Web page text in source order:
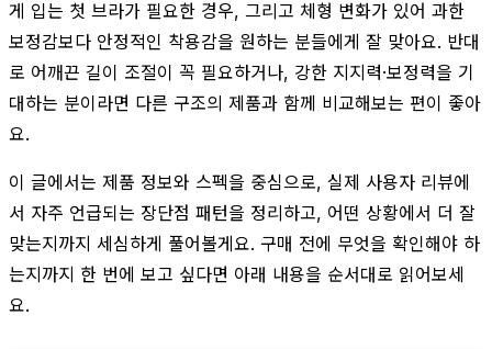
게 입는 첫 브라가 필요한 경우, 그리고 체형 변화가 있어 과한
보정감보다 안정적인 착용감을 원하는 분들에게 잘 맞아요. 반대
로 어깨끈 길이 조절이 꼭 필요하거나, 강한 지지력·보정력을 기
대하는 분이라면 다른 구조의 제품과 함께 비교해보는 편이 좋아
요.
이 글에서는 제품 정보와 스펙을 중심으로, 실제 사용자 리뷰에
서 자주 언급되는 장단점 패턴을 정리하고, 어떤 상황에서 더 잘
맞는지까지 세심하게 풀어볼게요. 구매 전에 무엇을 확인해야 하
는지까지 한 번에 보고 싶다면 아래 내용을 순서대로 읽어보세
요.